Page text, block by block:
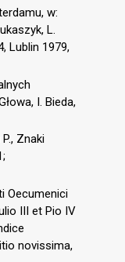
w:
L.
Lublin 1979,
I. Bieda,
Znaki
Oecumenici
III et Pio IV
novissima,